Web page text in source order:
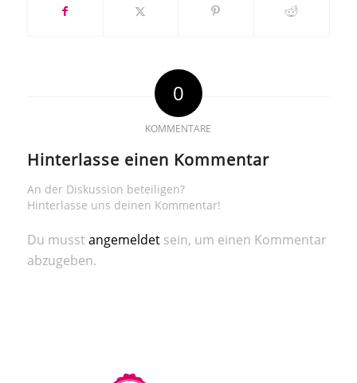
0
KOMMENTARE
Hinterlasse einen Kommentar
An der Diskussion beteiligen?
Hinterlasse uns deinen Kommentar!
Du musst angemeldetsein, um einen Kommentar
abzugeben.